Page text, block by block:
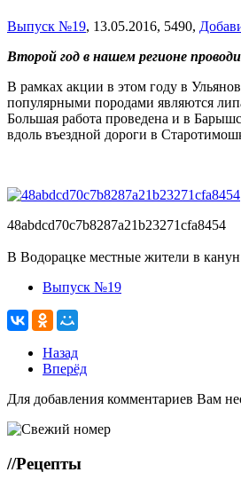
Выпуск №19, 13.05.2016, 5490,
Второй год в нашем регионе
В рамках акции в этом году в
популярными породами являются
Большая работа проведена и в
вдоль въездной дороги в
48abdcd70c7b8287a21b23271cfa8454
В Водорацке местные жители в
Выпуск №19
Назад
Вперёд
Для добавления комментариев Вам
//Рецепты